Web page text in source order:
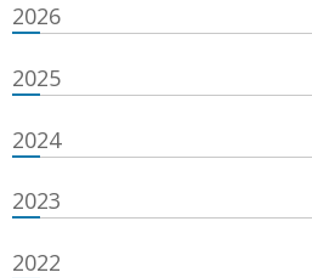
2026
2025
2024
2023
2022